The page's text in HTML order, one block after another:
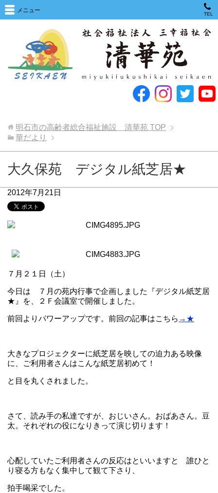
メニュー
TEL
明石市の高齢者総合福祉施設 清華苑 TOP
華だより
大久保苑 デジタル紙芝居★
2012年7月21日
７月２１日（土）
今日は ７月の苑内行事で企画しました『デジタル紙芝居
★』を、２Ｆ会議室で開催しました。
前回よりパワーアップです。前回の記事はこちら →★
大きなプロジェクターに紙芝居を映しての迫力ある映像
に、ご利用者さんはこんな紙芝居初めて！
と目を丸くされました。
さて、読み手の私達ですが、おじいさん。おばあさん。豆
太。それぞれの役になりきって演じ切ります！
心配していたご利用者さんの反応はといいますと 誰ひと
り寝る方もなく集中して観て下さり、
拍手喝采でした。